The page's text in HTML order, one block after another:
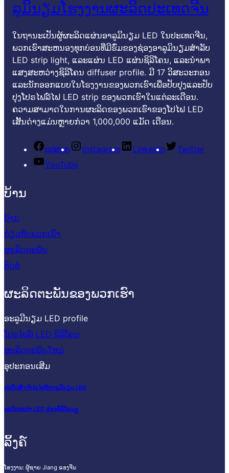
ລູມິນຽມໂຮງງານຜະລິດປະເທດຈີນ
ໃນຖານະເປັນຜູ້ຜະລິດແຜ່ນອາລູມິນຽມ LED ໃນປະເທດຈີນ,
ພວກເຮົາສະຫນອງທຸກບ່ອນທີ່ມີຮົ່ມຂອງຊ່ອງອາລູມິນຽມສໍາລັບ
LED strip light, ແລະແຜ່ນ LED ແຜ່ນຊິລິໂຄນ, ແລະນໍາພາ
ແສງສະຫວ່າງຊິລິໂຄນ diffuser profile. ມີ 17 ວິສະວະກອນ
ແລະນັກອອກແບບໃນໂຮງງານຂອງພວກເຮົາເພື່ອປັບປຸງແລະປັບ
ປຸງໂປຣໄຟລ໌ໄຟ LED strip ຂອງພວກເຮົາໃນແຕ່ລະເດືອນ.
ຄວາມສາມາດໃນການຜະລິດຂອງພວກເຮົາຂອງໂປໄຟ LED
ເສັ້ນດ່າງແມ່ນຫຼາຍກ່ວາ 1,000,000 ແມັດ ເດືອນ.
ເຟສບຸກ Instagram LinkedIn
Twitter
YouTube
ບ້ານ
ບ້ານ
ກ່ຽວກັບພວກເຮົາ
ຜະລິດຕະພັນ
ຕິດຕໍ່
ຜະລິດຕະພັນຂອງພວກເຮົາ
ອະລູມີນຽມ LED profile
ໂປຣໄຟລ໌ LED ຊິລິໂຄນ
ຜະລິດຕະພັນໃຫມ່
ອຸປະກອນເສີມ
ປະດິດສ້າງໂປຣໄຟລ໌ອາລູມີນຽມ LED
ນະວັດຕະກໍາ LED ຊ່ອງຊິລິໂຄນs
ລິ້ງຄ໌
ໂຮງງານ: ຜູ້​ຊາຍ Jiang ຂອງ​ຈີນ​